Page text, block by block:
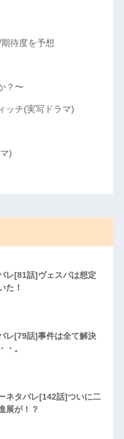
待度を予想
？〜
ッチ(実写ドラマ)
)
レ[81話]ヴェスパは想定
た！
レ[79話]事件は全て解決
・。
ネタバレ[142話]ついに二
展が！？